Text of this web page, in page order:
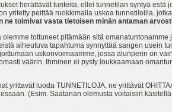
herättävät tunteita, ellei tunnetilan syntyä estä
yritetty peittää ruokkimalla uskoa tunnetiloilla,
toimivat vasta tietoisen minän antaman
tottuneet pitämään sitä
aiheutuva tapahtuma synnyttää sangen usein
uskonvoimaamme, jossa alunperin on
väärin. Ihminen ei pysty loukkaamaan
yrittavät luoda TUNNETILOJA, ne yrittävät
(Esim. Saatanan olemusta voitaisiin